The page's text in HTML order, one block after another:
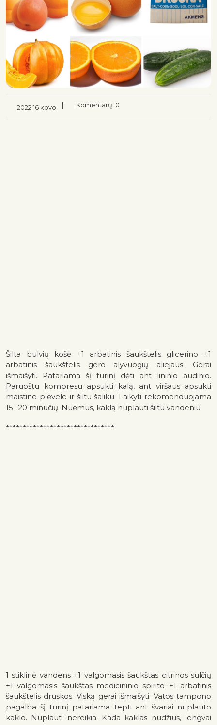
2022 16 kovo | Komentarų: 0
Šilta bulvių košė +1 arbatinis šaukštelis glicerino +1
arbatinis šaukštelis gero alyvuogių aliejaus. Gerai
išmaišyti. Patariama šį turinį dėti ant lininio audinio.
Paruoštu kompresu apsukti kalą, ant viršaus apsukti
maistine plėvele ir šiltu šaliku. Laikyti rekomenduojama
15- 20 minučių. Nuėmus, kaklą nuplauti šiltu vandeniu.
********************************
1 stiklinė vandens +1 valgomasis šaukštas citrinos sulčių
+1 valgomasis šaukštas medicininio spirito +1 arbatinis
šaukštelis druskos. Viską gerai išmaišyti. Vatos tampono
pagalba šį turinį patariama tepti ant švariai nuplauto
kaklo. Nuplauti nereikia. Kada kaklas nudžius, lengvai